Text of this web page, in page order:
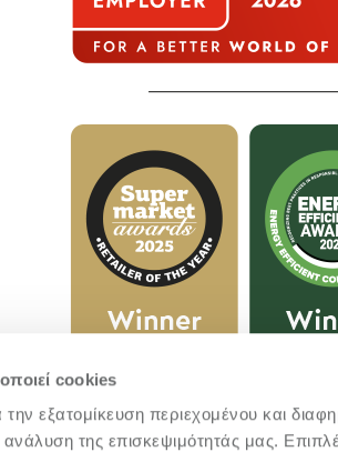
cookies
εξατομίκευση περιεχομένου και
της επισκεψιμότητάς μας.